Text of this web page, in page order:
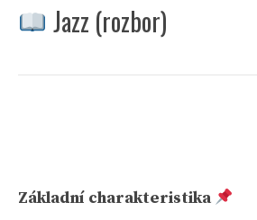
Jazz (rozbor)
Základní charakteristika